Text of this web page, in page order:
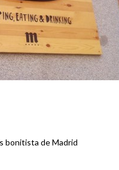
bonitista de Madrid